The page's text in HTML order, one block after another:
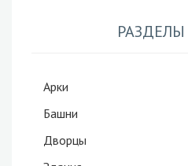
Арки
Башни
Дворцы